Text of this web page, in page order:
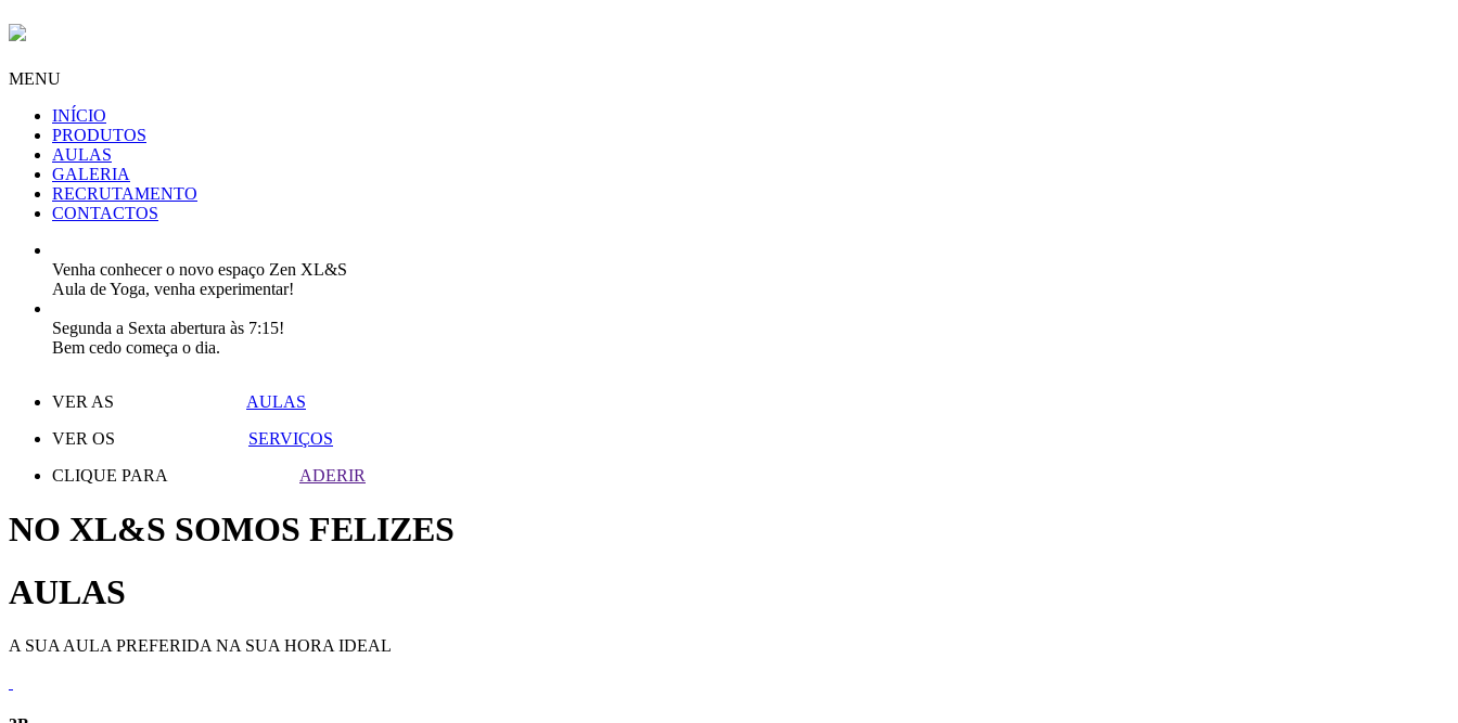
MENU
INÍCIO
PRODUTOS
AULAS
GALERIA
RECRUTAMENTO
CONTACTOS
Venha conhecer o novo espaço Zen XL&S
Aula de Yoga, venha experimentar!
Segunda a Sexta abertura às 7:15!
Bem cedo começa o dia.
VER AS
AULAS
VER OS
SERVIÇOS
CLIQUE PARA
ADERIR
NO XL&S SOMOS FELIZES
AULAS
A SUA AULA PREFERIDA NA SUA HORA IDEAL